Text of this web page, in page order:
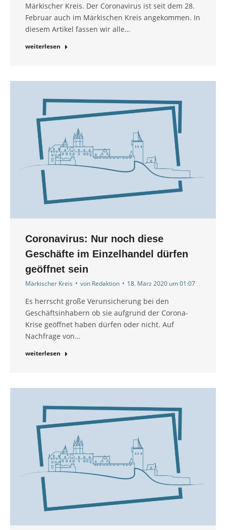
Märkischer Kreis. Der Coronavirus ist seit dem 28.
Februar auch im Märkischen Kreis angekommen. In
diesem Artikel fassen wir alle…
weiterlesen
Coronavirus: Nur noch diese
Geschäfte im Einzelhandel dürfen
geöffnet sein
Märkischer Kreis von Redaktion 18. März 2020 um 01:07
Es herrscht große Verunsicherung bei den
Geschäftsinhabern ob sie aufgrund der Corona-
Krise geöffnet haben dürfen oder nicht. Auf
Nachfrage von…
weiterlesen